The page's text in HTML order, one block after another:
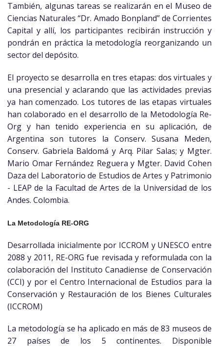
También, algunas tareas se realizarán en el Museo de
Ciencias Naturales “Dr. Amado Bonpland” de Corrientes
Capital y allí, los participantes recibirán instrucción y
pondrán en práctica la metodología reorganizando un
sector del depósito.
El proyecto se desarrolla en tres etapas: dos virtuales y
una presencial y aclarando que las actividades previas
ya han comenzado. Los tutores de las etapas virtuales
han colaborado en el desarrollo de la Metodología Re-
Org y han tenido experiencia en su aplicación, de
Argentina son tutores la Conserv. Susana Meden,
Conserv. Gabriela Baldomá y Arq. Pilar Salas; y Mgter.
Mario Omar Fernández Reguera y Mgter. David Cohen
Daza del Laboratorio de Estudios de Artes y Patrimonio
- LEAP de la Facultad de Artes de la Universidad de los
Andes. Colombia.
La Metodología RE-ORG
Desarrollada inicialmente por ICCROM y UNESCO entre
2088 y 2011, RE-ORG fue revisada y reformulada con la
colaboración del Instituto Canadiense de Conservación
(CCI) y por el Centro Internacional de Estudios para la
Conservación y Restauración de los Bienes Culturales
(ICCROM)
La metodología se ha aplicado en más de 83 museos de
27 países de los 5 continentes. Disponible